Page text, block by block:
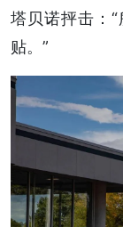
塔贝诺抨击：
贴。”